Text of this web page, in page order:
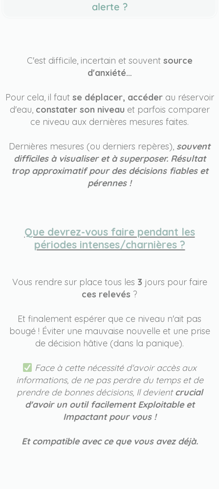
alerte ?
C'est difficile, incertain et souvent source
d'anxiété…
Pour cela, il faut se déplacer, accéderau réservoir
d'eau, constater son niveau et parfois comparer
ce niveau aux dernières mesures faites.
Dernières mesures (ou derniers repères), souvent
difficiles à visualiser et à superposer. Résultat
trop approximatif pour des décisions fiables et
pérennes !
Que devrez-vous faire pendant les
périodes intenses/charnières ?
Vous rendre sur place tous les 3 jours pour faire
ces relevés ?
Et finalement espérer que ce niveau n'ait pas
bougé ! Éviter une mauvaise nouvelle et une prise
de décision hâtive (dans la panique).
Face à cette nécessité d'avoir accès aux
informations, de ne pas perdre du temps et de
prendre de bonnes décisions, Il devientcrucial
d'avoir un outil facilement Exploitable et
Impactant pour vous !
Et compatible avec ce que vous avez déjà.